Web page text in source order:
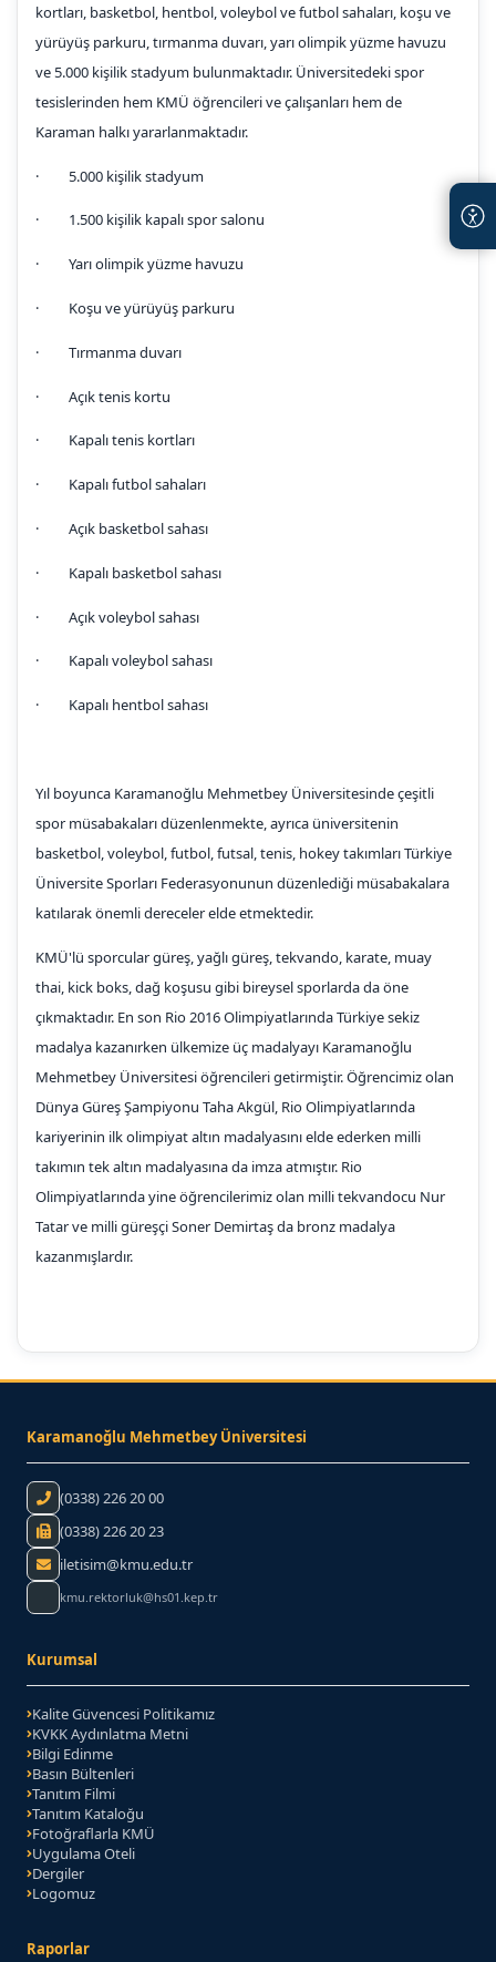
kortları, basketbol, hentbol, voleybol ve futbol sahaları, koşu ve
yürüyüş parkuru, tırmanma duvarı, yarı olimpik yüzme havuzu
ve 5.000 kişilik stadyum bulunmaktadır. Üniversitedeki spor
tesislerinden hem KMÜ öğrencileri ve çalışanları hem de
Karaman halkı yararlanmaktadır.
· 5.000 kişilik stadyum
· 1.500 kişilik kapalı spor salonu
· Yarı olimpik yüzme havuzu
· Koşu ve yürüyüş parkuru
· Tırmanma duvarı
· Açık tenis kortu
· Kapalı tenis kortları
· Kapalı futbol sahaları
· Açık basketbol sahası
· Kapalı basketbol sahası
· Açık voleybol sahası
· Kapalı voleybol sahası
· Kapalı hentbol sahası
Yıl boyunca Karamanoğlu Mehmetbey Üniversitesinde çeşitli
spor müsabakaları düzenlenmekte, ayrıca üniversitenin
basketbol, voleybol, futbol, futsal, tenis, hokey takımları Türkiye
Üniversite Sporları Federasyonunun düzenlediği müsabakalara
katılarak önemli dereceler elde etmektedir.
KMÜ'lü sporcular güreş, yağlı güreş, tekvando, karate, muay
thai, kick boks, dağ koşusu gibi bireysel sporlarda da öne
çıkmaktadır. En son Rio 2016 Olimpiyatlarında Türkiye sekiz
madalya kazanırken ülkemize üç madalyayı Karamanoğlu
Mehmetbey Üniversitesi öğrencileri getirmiştir. Öğrencimiz olan
Dünya Güreş Şampiyonu Taha Akgül, Rio Olimpiyatlarında
kariyerinin ilk olimpiyat altın madalyasını elde ederken milli
takımın tek altın madalyasına da imza atmıştır. Rio
Olimpiyatlarında yine öğrencilerimiz olan milli tekvandocu Nur
Tatar ve milli güreşçi Soner Demirtaş da bronz madalya
kazanmışlardır.
Karamanoğlu Mehmetbey Üniversitesi
Telefon:
(0338) 226 20 00
Faks:
(0338) 226 20 23
iletisim@kmu.edu.tr
kmu.rektorluk@hs01.kep.tr
Kurumsal
Kalite Güvencesi Politikamız
KVKK Aydınlatma Metni
Bilgi Edinme
Basın Bültenleri
Tanıtım Filmi
Tanıtım Kataloğu
(PDF belgesi)
Fotoğraflarla KMÜ
Uygulama Oteli
Dergiler
Logomuz
Raporlar